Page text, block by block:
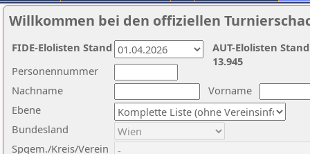
Willkommen bei den offiziellen
Nachname
Vorname
Ebene
Personennummer
Bundesland
Spgem./Kreis/Verein
AUT-Elolisten
13.945
FIDE-Elolisten Stand